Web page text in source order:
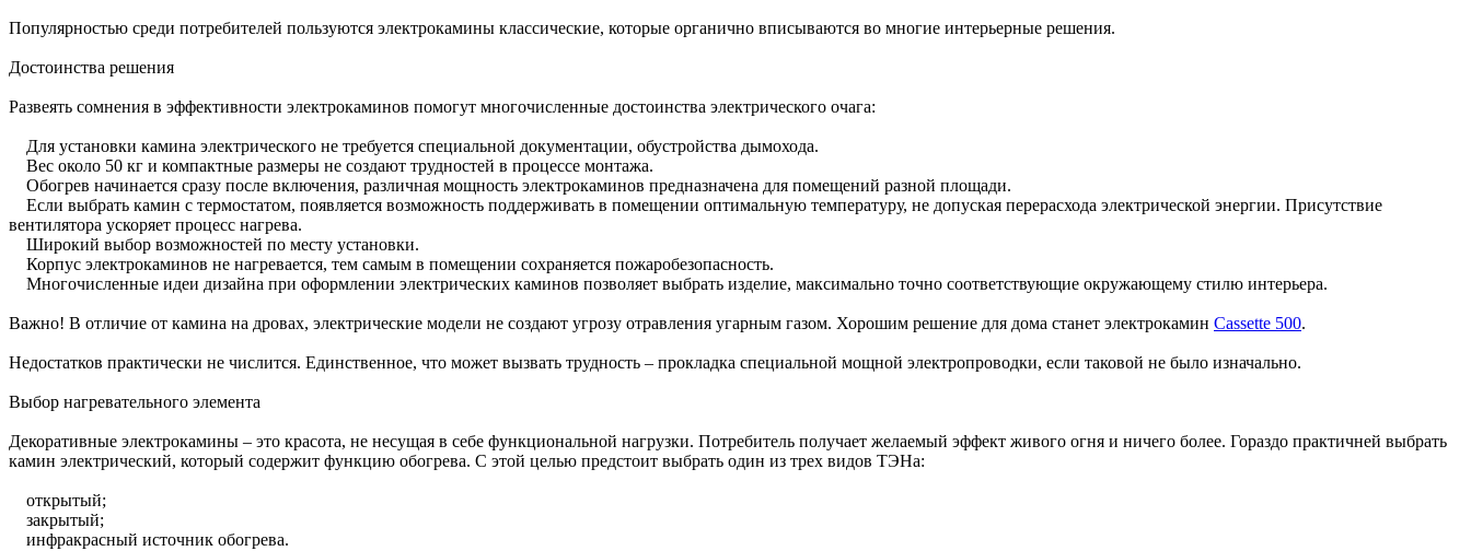
Популярностью среди потребителей пользуются электрокамины классические, которые органично вписываются во многие интерьерные решения.
Достоинства решения
Развеять сомнения в эффективности электрокаминов помогут многочисленные достоинства электрического очага:
Для установки камина электрического не требуется специальной документации, обустройства дымохода.
Вес около 50 кг и компактные размеры не создают трудностей в процессе монтажа.
Обогрев начинается сразу после включения, различная мощность электрокаминов предназначена для помещений разной площади.
Если выбрать камин с термостатом, появляется возможность поддерживать в помещении оптимальную температуру, не допуская перерасхода электрической энергии. Присутствие
вентилятора ускоряет процесс нагрева.
Широкий выбор возможностей по месту установки.
Корпус электрокаминов не нагревается, тем самым в помещении сохраняется пожаробезопасность.
Многочисленные идеи дизайна при оформлении электрических каминов позволяет выбрать изделие, максимально точно соответствующие окружающему стилю интерьера.
Важно! В отличие от камина на дровах, электрические модели не создают угрозу отравления угарным газом. Хорошим решение для дома станет электрокамин Cassette 500.
Недостатков практически не числится. Единственное, что может вызвать трудность – прокладка специальной мощной электропроводки, если таковой не было изначально.
Выбор нагревательного элемента
Декоративные электрокамины – это красота, не несущая в себе функциональной нагрузки. Потребитель получает желаемый эффект живого огня и ничего более. Гораздо практичней выбрать
камин электрический, который содержит функцию обогрева. С этой целью предстоит выбрать один из трех видов ТЭНа:
открытый;
закрытый;
инфракрасный источник обогрева.